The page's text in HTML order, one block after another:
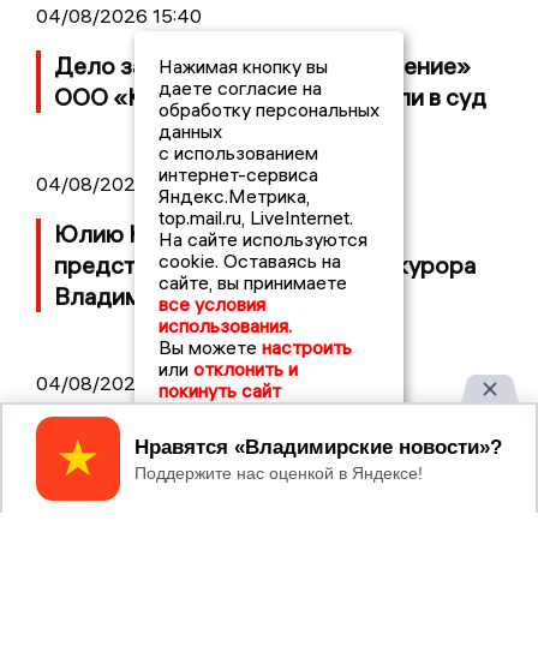
04/08/2026 15:40
Дело застройщика ЖК «Поколение»
ООО «Капитал Строй» передали в суд
04/08/2026 11:36
Юлию Калистову официально
представили в должности прокурора
Владимирской области
04/08/2026 09:01
В Суздале прошёл Фестиваль Огурца:
сколько потратили на организацию?
Нажимая кнопку вы
даете согласие на
обработку персональных
данных
с использованием
интернет-сервиса
Яндекс.Метрика,
top.mail.ru, LiveInternet.
На сайте используются
cookie. Оставаясь на
сайте, вы принимаете
все условия
использования.
Вы можете настроить
или отклонить и
покинуть сайт
Принять